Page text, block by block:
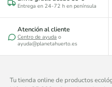
Entrega en 24-72 h en península
Atención al cliente
Centro de ayuda o
ayuda@planetahuerto.es
Tu tienda online de productos